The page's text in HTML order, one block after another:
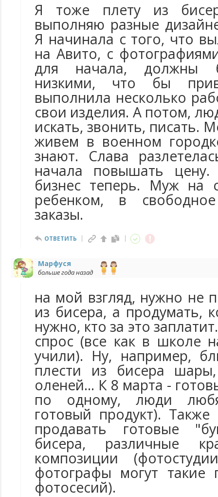
Я тоже плету из
выполняю разные
Я начинала с того, что
на Авито, с
для начала, должны
низкими, что бы
выполнила несколько
свои изделия. А потом,
искать, звонить, писать.
живем в военном
знают. Слава
начала повышать
бизнес теперь. Муж на
ребенком, в
заказы.
ОТВЕТИТЬ
Марфуся
больше года назад
на мой взгляд, нужно не
из бисера, а продумать,
нужно, кто за это
спрос (все как в школе
учили). Ну, например,
плести из бисера
оленей... К 8 марта -
по одному, люди
готовый продукт).
продавать готовые
бисера, различные
композиции
фотографы могут такие
фотосесий).